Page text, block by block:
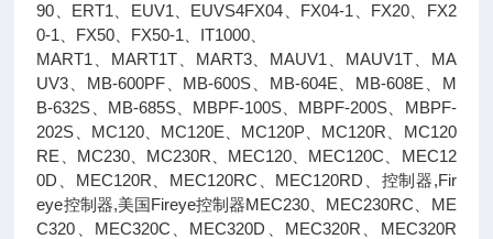
90、ERT1、EUV1、EUVS4FX04、FX04-1、FX20、FX2
0-1、FX50、FX50-1、IT1000、
MART1、MART1T、MART3、MAUV1、MAUV1T、MA
UV3、MB-600PF、MB-600S、MB-604E、MB-608E、M
B-632S、MB-685S、MBPF-100S、MBPF-200S、MBPF-
202S、MC120、MC120E、MC120P、MC120R、MC120
RE、MC230、MC230R、MEC120、MEC120C、MEC12
0D、MEC120R、MEC120RC、MEC120RD、控制器,Fir
eye控制器,美国Fireye控制器MEC230、MEC230RC、ME
C320、MEC320C、MEC320D、MEC320R、MEC320R